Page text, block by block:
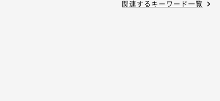
関連するキーワード一覧